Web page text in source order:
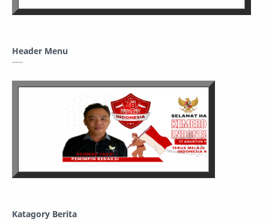
Header Menu
Katagory Berita